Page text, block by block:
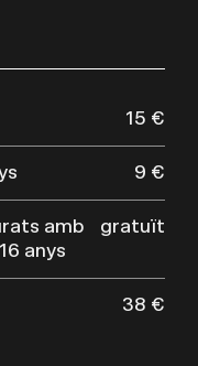
15 €
9 €
amb
anys
gratuït
38 €